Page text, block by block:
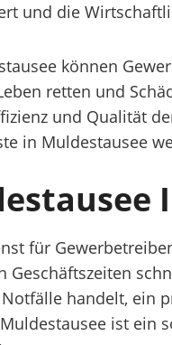
und die
können
retten und
und Qualität
in Muldestausee
für
handelt,
ist ein